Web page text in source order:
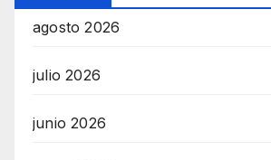
L
E
agosto 2026
julio 2026
junio 2026